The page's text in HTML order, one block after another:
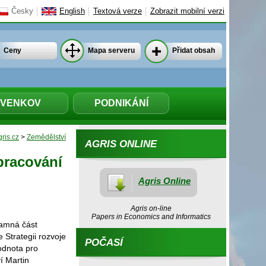
Česky English Textová verze Zobrazit mobilní verzi
VENKOV PODNIKÁNÍ
Ceny Mapa serveru Přidat obsah
> Zemědělství
část
Strategii rozvoje
pro
Martin
AGRIS ONLINE
Agris Online
Agris on-line
Papers in Economics and Informatics
POČASÍ